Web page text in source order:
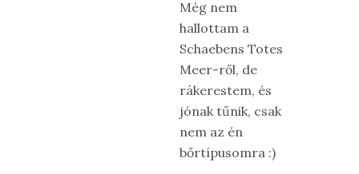
Még nem
hallottam a
Schaebens Totes
Meer-ről, de
rákerestem, és
jónak tűnik, csak
nem az én
bőrtípusomra :)